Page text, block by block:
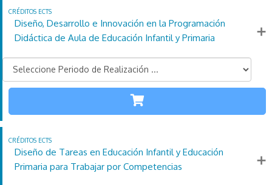
Más información
Diseño, Desarrollo e Innovación en la Programación
Didáctica de Aula de Educación Infantil y Primaria
PRIMARIA
110 4Créditos
21
Más información
Diseño de Tareas en Educación Infantil y Educación
Primaria para Trabajar por Competencias